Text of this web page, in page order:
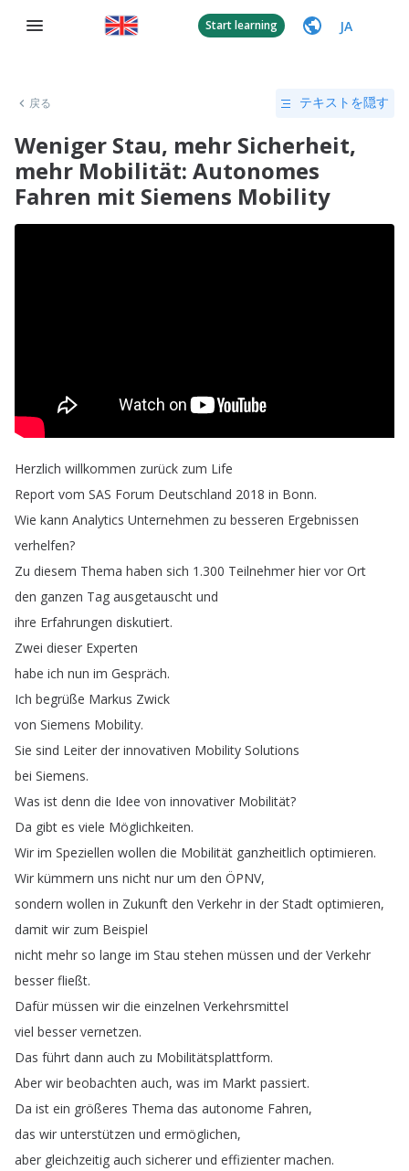
Start learning JA
戻る テキストを隠す
Weniger Stau, mehr Sicherheit,
mehr Mobilität: Autonomes
Fahren mit Siemens Mobility
Herzlich willkommen zurück zum Life
Report vom SAS Forum Deutschland 2018 in Bonn.
Wie kann Analytics Unternehmen zu besseren Ergebnissen
verhelfen?
Zu diesem Thema haben sich 1.300 Teilnehmer hier vor Ort
den ganzen Tag ausgetauscht und
ihre Erfahrungen diskutiert.
Zwei dieser Experten
habe ich nun im Gespräch.
Ich begrüße Markus Zwick
von Siemens Mobility.
Sie sind Leiter der innovativen Mobility Solutions
bei Siemens.
Was ist denn die Idee von innovativer Mobilität?
Da gibt es viele Möglichkeiten.
Wir im Speziellen wollen die Mobilität ganzheitlich optimieren.
Wir kümmern uns nicht nur um den ÖPNV,
sondern wollen in Zukunft den Verkehr in der Stadt optimieren,
damit wir zum Beispiel
nicht mehr so lange im Stau stehen müssen und der Verkehr
besser fließt.
Dafür müssen wir die einzelnen Verkehrsmittel
viel besser vernetzen.
Das führt dann auch zu Mobilitätsplattform.
Aber wir beobachten auch, was im Markt passiert.
Da ist ein größeres Thema das autonome Fahren,
das wir unterstützen und ermöglichen,
aber gleichzeitig auch sicherer und effizienter machen.